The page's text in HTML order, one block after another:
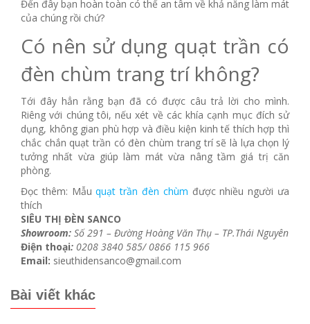
Đến đây bạn hoàn toàn có thể an tâm về khả năng làm mát
của chúng rồi chứ?
Có nên sử dụng quạt trần có
đèn chùm trang trí không?
Tới đây hẳn rằng bạn đã có được câu trả lời cho mình.
Riêng với chúng tôi, nếu xét về các khía cạnh mục đích sử
dụng, không gian phù hợp và điều kiện kinh tế thích hợp thì
chắc chắn quạt trần có đèn chùm trang trí sẽ là lựa chọn lý
tưởng nhất vừa giúp làm mát vừa nâng tầm giá trị căn
phòng.
Đọc thêm: Mẫuquạt trần đèn chùm được nhiều người ưa
thích
SIÊU THỊ ĐÈN SANCO
Showroom: Số 291 – Đường Hoàng Văn Thụ – TP.Thái Nguyên
Điện thoại: 0208 3840 585/ 0866 115 966
Email: sieuthidensanco@gmail.com
Bài viết khác